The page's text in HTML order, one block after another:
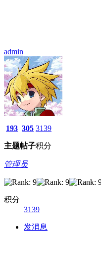
admin
193
主题
305
帖子
3139
积分
管理员
积分
3139
发消息